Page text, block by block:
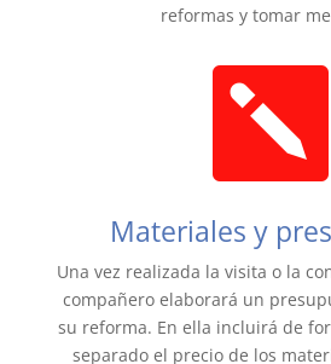
reformas y tomar

Materiales y
Una vez realizada la visita o la
compañero elaborará un
su reforma. En ella incluirá de
separado el precio de los